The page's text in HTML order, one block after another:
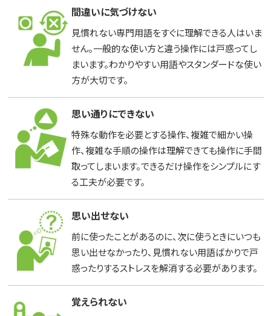
間違いに気づけない
見慣れない専門用語をすぐに理解できる人はいま
せん。一般的な使い方と違う操作には戸惑ってし
まいます。わかりやすい用語やスタンダードな使い
方が大切です。
思い通りにできない
特殊な動作を必要とする操作、複雑で細かい操
作、複雑な手順の操作は理解できても操作に手間
取ってしまいます。できるだけ操作をシンプルにす
る工夫が必要です。
思い出せない
前に使ったことがあるのに、次に使うときにいつも
思い出せなかったり、見慣れない用語ばかりで戸
惑ったりするストレスを解消する必要があります。
覚えられない